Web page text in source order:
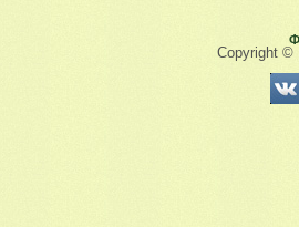
Copyright ©